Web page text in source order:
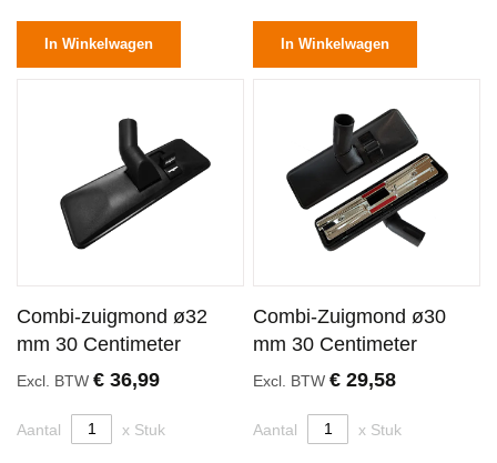
In Winkelwagen In Winkelwagen
Combi-zuigmond ø32
mm 30 Centimeter
Excl. BTW € 36,99
Aantal x Stuk
Combi-Zuigmond ø30
mm 30 Centimeter
Excl. BTW€ 29,58
Aantal x Stuk